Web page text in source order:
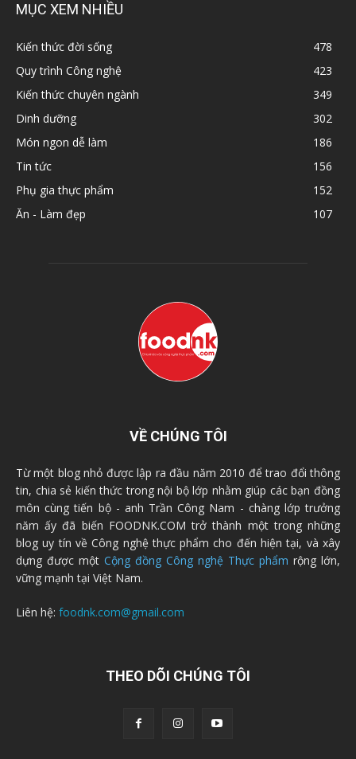
MỤC XEM NHIỀU
Kiến thức đời sống
478
Quy trình Công nghệ
423
Kiến thức chuyên ngành
349
Dinh dưỡng
302
Món ngon dễ làm
186
Tin tức
156
Phụ gia thực phẩm
152
Ăn - Làm đẹp
107
VỀ CHÚNG TÔI
Từ một blog nhỏ được lập ra đầu năm 2010 để trao đổi thông
tin, chia sẻ kiến thức trong nội bộ lớp nhằm giúp các bạn đồng
môn cùng tiến bộ - anh Trần Công Nam - chàng lớp trưởng
năm ấy đã biến FOODNK.COM trở thành một trong những
blog uy tín về Công nghệ thực phẩm cho đến hiện tại, và xây
dựng được một Cộng đồng Công nghệ Thực phẩm rộng lớn,
vững mạnh tại Việt Nam.
Liên hệ: foodnk.com@gmail.com
THEO DÕI CHÚNG TÔI